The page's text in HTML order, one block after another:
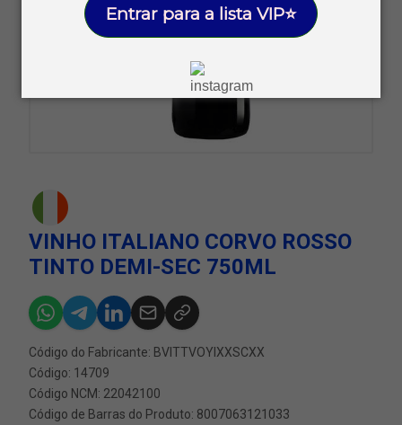
Entrar para a lista VIP⭐
VINHO ITALIANO CORVO ROSSO
TINTO DEMI-SEC 750ML
Código do Fabricante: BVITTVOYIXXSCXX
Código: 14709
Código NCM: 22042100
Código de Barras do Produto: 8007063121033